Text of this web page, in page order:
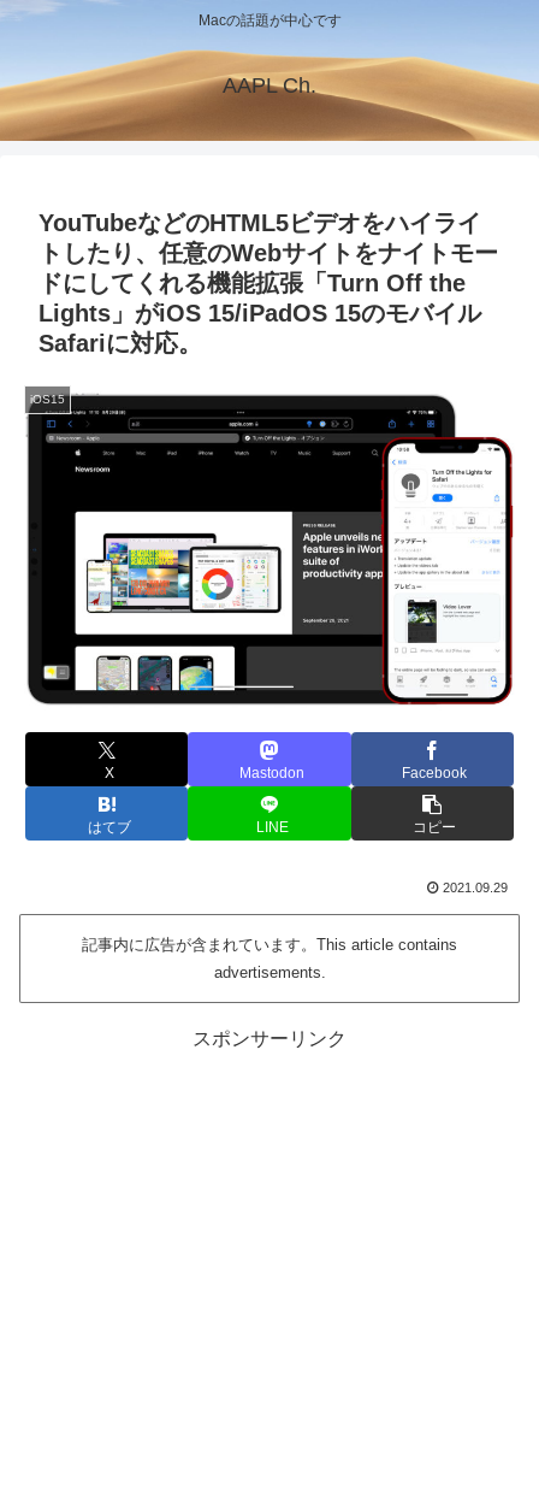
Macの話題が中心です
AAPL Ch.
YouTubeなどのHTML5ビデオをハイライ
トしたり、任意のWebサイトをナイトモー
ドにしてくれる機能拡張「Turn Off the
Lights」がiOS 15/iPadOS 15のモバイル
Safariに対応。
iOS15
X Mastodon Facebook
はてブ LINE コピー
2021.09.29
記事内に広告が含まれています。This article contains
advertisements.
スポンサーリンク